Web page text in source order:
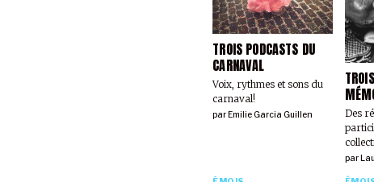
TROIS PODCASTS DU
CARNAVAL
Voix, rythmes et sons du
carnaval!
parEmilie Garcia Guillen
Des
par